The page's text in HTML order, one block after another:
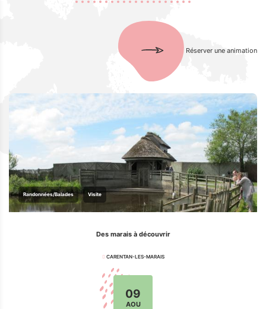
Réserver une animation
Randonnées/Balades Visite
Des marais à découvrir
CARENTAN-LES-MARAIS
09
AOU